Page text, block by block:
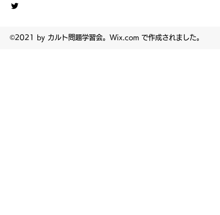
©2021 by カルト問題学習会。Wix.com で作成されました。